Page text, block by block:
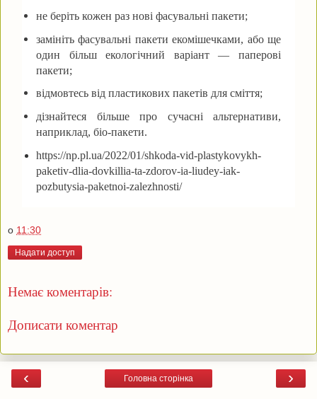
не беріть кожен раз нові фасувальні пакети;
замініть фасувальні пакети екомішечками, або ще
один більш екологічний варіант — паперові
пакети;
відмовтесь від пластикових пакетів для сміття;
дізнайтеся більше про сучасні альтернативи,
наприклад, біо-пакети.
https://np.pl.ua/2022/01/shkoda-vid-plastykovykh-
paketiv-dlia-dovkillia-ta-zdorov-ia-liudey-iak-
pozbutysia-paketnoi-zalezhnosti/
о 11:30
Надати доступ
Немає коментарів:
Дописати коментар
‹ ›
Головна сторінка